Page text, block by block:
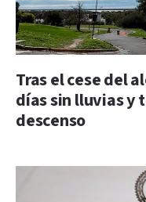
Tras el cese del
días sin lluvias y
descenso